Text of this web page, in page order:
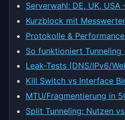
Serverwahl: DE, UK,
Kurzblock mit
Protokolle &
So funktioniert Tunneling
Leak-Tests (DNS/IPv6/
Kill Switch vs Interface
MTU/Fragmentierung in
Split Tunneling: Nutzen